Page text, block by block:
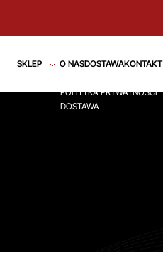
SKLEP O NASDOSTAWAKONTAKT
REGULAMIN
POLITYKA PRYWATNOŚCI
DOSTAWA